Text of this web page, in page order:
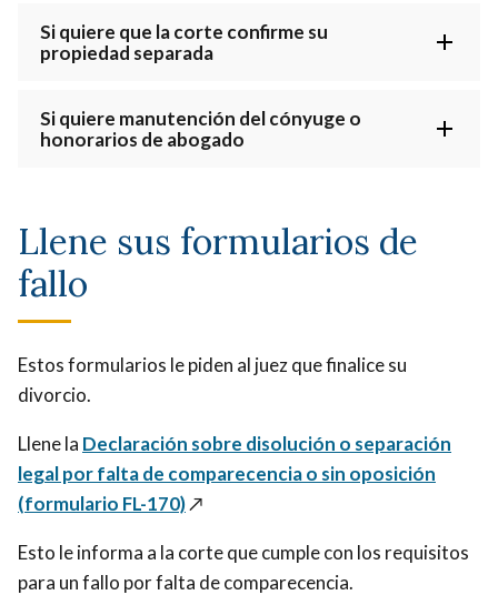
Si quiere que la corte confirme su
propiedad separada
Si quiere manutención del cónyuge o
honorarios de abogado
Llene sus formularios de
fallo
Estos formularios le piden al juez que finalice su
divorcio.
Llene la Declaración sobre disolución o separación
legal por falta de comparecencia o sin oposición
(formulario FL-170)↗️
Esto le informa a la corte que cumple con los requisitos
para un fallo por falta de comparecencia.